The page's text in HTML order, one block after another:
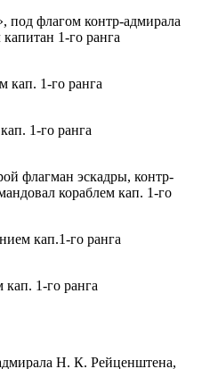
под флагом контр-адмирала
1-го ранга
кап. 1-го ранга
1-го ранга
флагман эскадры, контр-
кораблем кап. 1-го
кап.1-го ранга
1-го ранга
Н. К. Рейценштена,